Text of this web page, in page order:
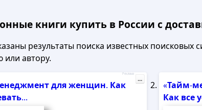
книги купить в России с
результаты поиска известных поисковых
или автору.
дляженщин. Как
...
Реклама
...
«Тайм-
Как все